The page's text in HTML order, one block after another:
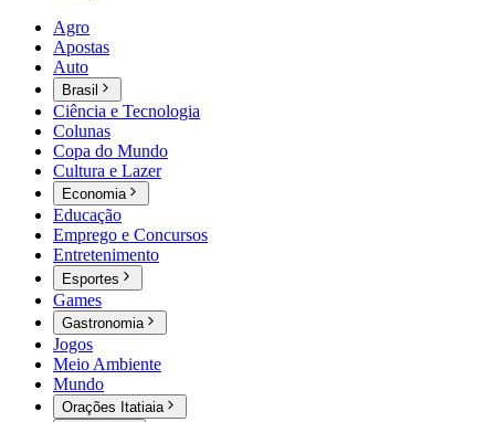
Agro
Apostas
Auto
Brasil
Ciência e Tecnologia
Colunas
Copa do Mundo
Cultura e Lazer
Economia
Educação
Emprego e Concursos
Entretenimento
Esportes
Games
Gastronomia
Jogos
Meio Ambiente
Mundo
Orações Itatiaia